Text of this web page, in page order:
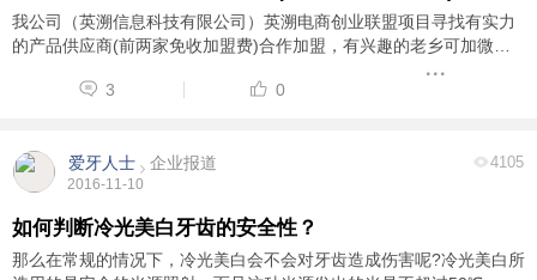
我公司（英溯信息科技有限公司）英溯电商创业联盟项目寻找有实力
的产品供应商(前两家免收加盟费)合作加盟，有兴趣的老乡可加微信
租用-网站建设） www.ying-su.com 英溯微 ...
3 0
爱牙人士 企业报道
2016-11-10
4105
如何判断冷光美白牙齿的安全性？
那么在常规的情况下，冷光美白会不会对牙齿造成伤害呢?冷光美白所